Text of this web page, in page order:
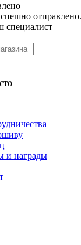
специалист
и награды